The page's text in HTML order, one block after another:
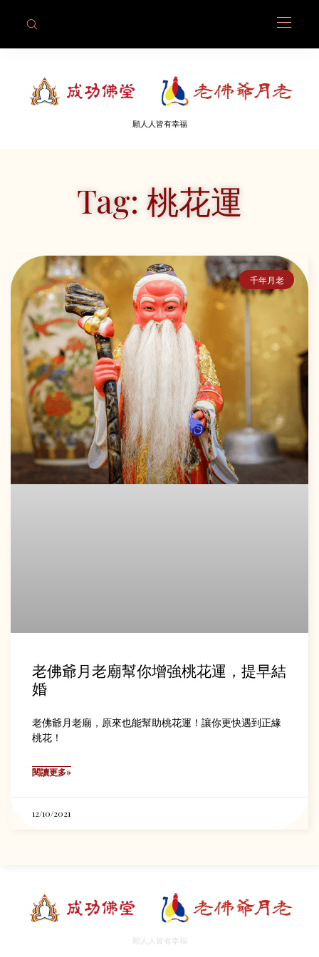
願人人皆有幸福
Tag: 桃花運
千年月老
老佛爺月老廟幫你增強桃花運，提早結
婚
老佛爺月老廟，原來也能幫助桃花運！讓你更快遇到正緣
桃花！
閱讀更多»
12/10/2021
願人人皆有幸福